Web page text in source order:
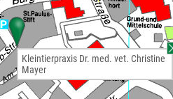
Kleintierpraxis Dr. med. vet. Christine
Mayer